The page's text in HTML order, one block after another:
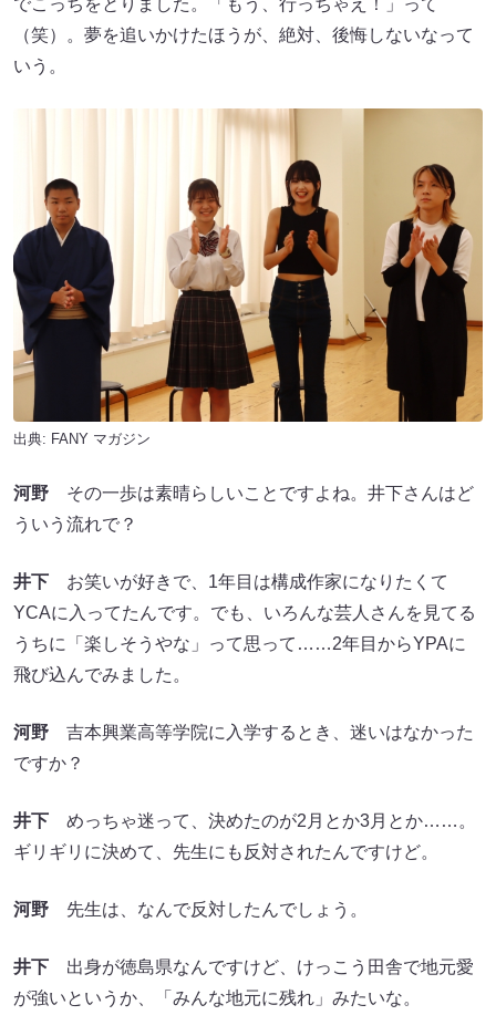
でこっちをとりました。「もう、行っちゃえ！」って
（笑）。夢を追いかけたほうが、絶対、後悔しないなって
いう。
出典: FANY マガジン
河野 その一歩は素晴らしいことですよね。井下さんはど
ういう流れで？
井下 お笑いが好きで、1年目は構成作家になりたくて
YCAに入ってたんです。でも、いろんな芸人さんを見てる
うちに「楽しそうやな」って思って……2年目からYPAに
飛び込んでみました。
河野 吉本興業高等学院に入学するとき、迷いはなかった
ですか？
井下 めっちゃ迷って、決めたのが2月とか3月とか……。
ギリギリに決めて、先生にも反対されたんですけど。
河野 先生は、なんで反対したんでしょう。
井下 出身が徳島県なんですけど、けっこう田舎で地元愛
が強いというか、「みんな地元に残れ」みたいな。